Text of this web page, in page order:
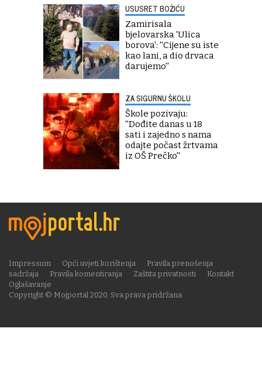
USUSRET BOŽIĆU
Zamirisala
bjelovarska 'Ulica
borova': ''Cijene su iste
kao lani, a dio drvaca
darujemo''
ZA SIGURNU ŠKOLU
Škole pozivaju:
''Dođite danas u 18
sati i zajedno s nama
odajte počast žrtvama
iz OŠ Prečko''
Copyright © Mojportal 2020. Sva prava pridržana.
Impressum Opći uvjeti korištenja
Pravila prenošenja
sadržaja
Pravila komentiranja Zaštita privatnosti
Kontakt
Oglašavanje